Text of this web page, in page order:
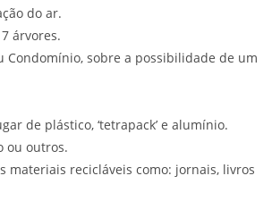
do ar.
árvores.
sobre a possibilidade de um
de plástico, ‘tetrapack’ e alumínio.
ou outros.
materiais recicláveis como: jornais, livros